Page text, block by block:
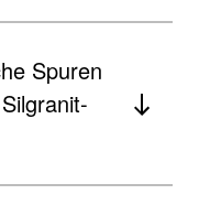
Spuren